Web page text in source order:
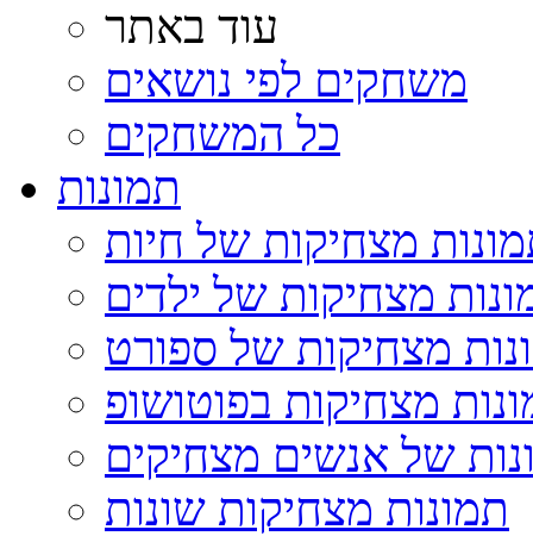
עוד באתר
משחקים לפי נושאים
כל המשחקים
תמונות
מצחיקות של חיות
מצחיקות של ילדים
מצחיקות של ספורט
מצחיקות בפוטושופ
של אנשים מצחיקים
תמונות מצחיקות שונות